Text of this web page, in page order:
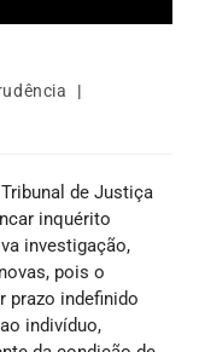
de Justiça
inquérito
investigação,
pois o
prazo indefinido
indivíduo,